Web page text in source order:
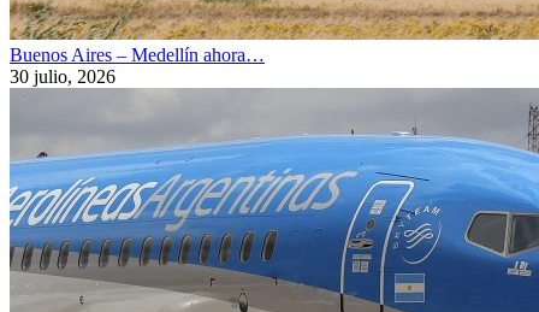
Buenos Aires – Medellín ahora…
30 julio, 2026